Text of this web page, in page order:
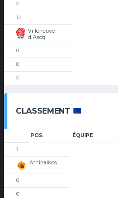
0
12
Villeneuve
d'Ascq
0
0
0
CLASSEMENT
POS. ÉQUIPE
1
Athinaikos
0
0